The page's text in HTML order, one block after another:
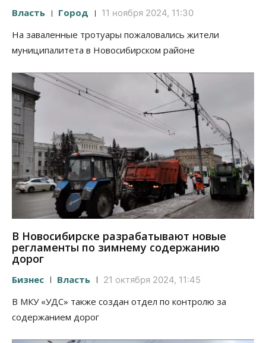
Власть Город 11 ноября 2024, 11:30
На заваленные тротуары пожаловались жители
муниципалитета в Новосибирском районе
В Новосибирске разрабатывают новые
регламенты по зимнему содержанию
дорог
Бизнес Власть 21 октября 2024, 11:45
В МКУ «УДС» также создан отдел по контролю за
содержанием дорог